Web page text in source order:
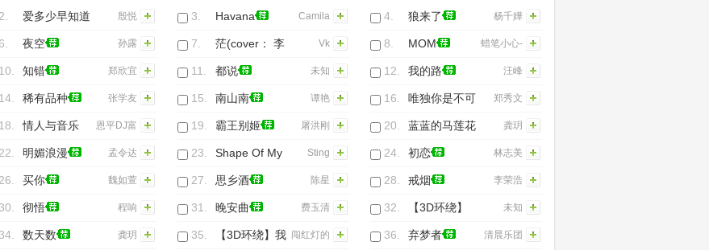
2. 爱多少早知道 殷悦 3. Havana
Camila
Cabello&YoungThug-
4. 狼来了 杨千嬅
6. 夜空 孙露 7.
茫(cover： 李
润祺)
Vk 8. MOM
蜡笔小心-
青渔
10. 知错 郑欣宜 11. 都说 未知 12. 我的路 汪峰
14. 稀有品种 张学友 15. 南山南 谭艳 16.
唯独你是不可
取替
郑秀文
18.
情人与音乐
MCyy
恩平DJ富
成
19. 霸王别姬 屠洪刚 20. 蓝蓝的马莲花 龚玥
22. 明媚浪漫 孟令达 23.
Shape Of My
Heart
Sting 24. 初恋 林志美
26. 买你 魏如萱 27. 思乡酒 陈星 28. 戒烟 李荣浩
30. 彻悟 程响 31. 晚安曲 费玉清 32.
【3D环绕】
Faded异域风
未知
34. 数天数 龚玥 35.
【3D环绕】我 闯红灯的
36. 弃梦者 清晨乐团